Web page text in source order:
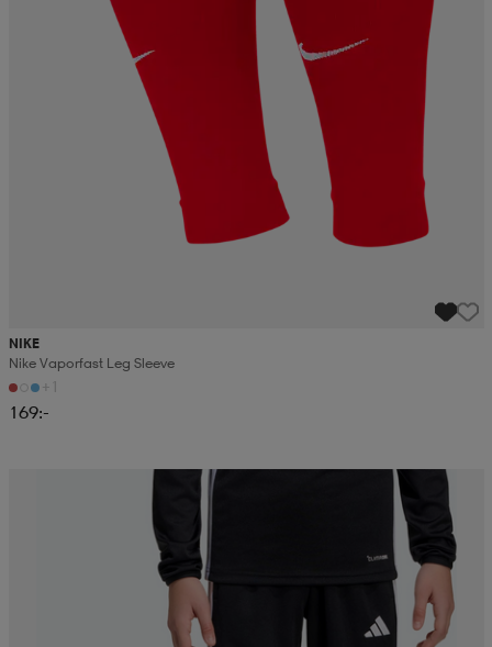
NIKE
Nike Vaporfast Leg Sleeve
+1
169:-